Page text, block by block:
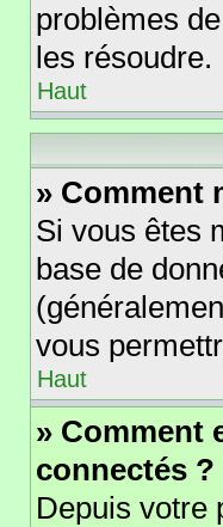
problèmes
les résoudre.
Haut
» Comment
Si vous êtes
base de
vous
Haut
» Comment
connectés ?
Depuis votre